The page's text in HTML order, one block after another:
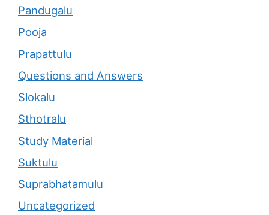
Pandugalu
Pooja
Prapattulu
Questions and Answers
Slokalu
Sthotralu
Study Material
Suktulu
Suprabhatamulu
Uncategorized